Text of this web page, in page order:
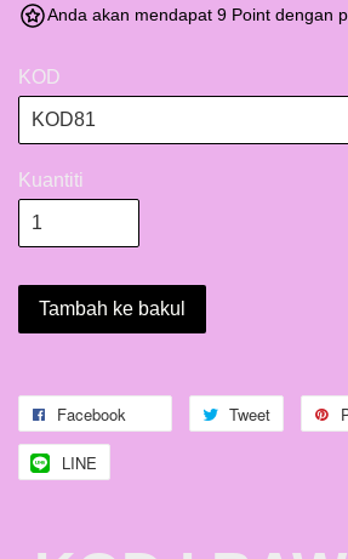
Anda akan mendapat 9 Point dengan
KOD
Kuantiti
Tambah ke bakul
Facebook Tweet
LINE